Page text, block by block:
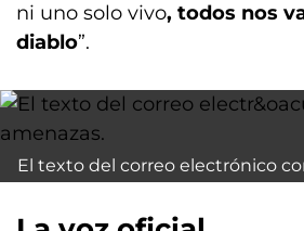
ni uno solo vivo, todos nos
diablo”.
El texto del correo electrónico